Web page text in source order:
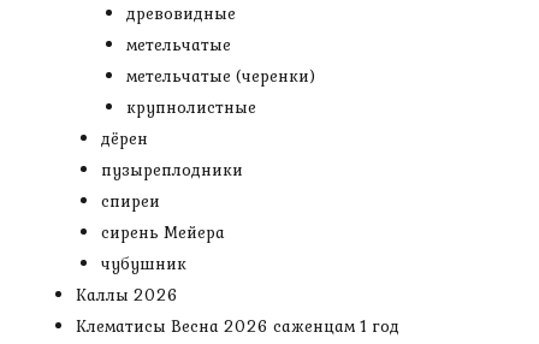
древовидные
метельчатые
метельчатые (черенки)
крупнолистные
дёрен
пузыреплодники
спиреи
сирень Мейера
чубушник
Каллы 2026
Клематисы Весна 2026 саженцам 1 год